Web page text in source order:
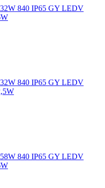
840 IP65 GY LEDV
840 IP65 GY LEDV
840 IP65 GY LEDV